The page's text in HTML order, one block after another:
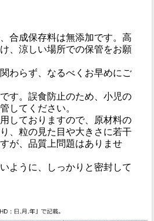
合成保存料は無添加です。高
、涼しい場所での保管をお願
わらず、なるべくお早めにご
す。誤食防止のため、小児の
してください。
しておりますので、原材料の
、粒の見た目や大きさに若干
が、品質上問題はありませ
ように、しっかりと密封して